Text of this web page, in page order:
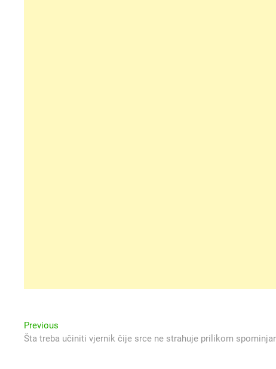
Navigacija
objava
Previous
post:
Šta treba učiniti vjernik čije srce ne strahuje prilikom